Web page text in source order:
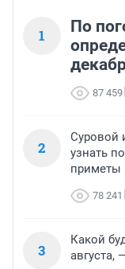
1
По
87 459
2
Суровой
узнать
приметы
78 241
3
Какой